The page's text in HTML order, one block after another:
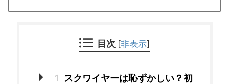
目次 [非表示]
1
スクワイヤーは恥ずかしい？初